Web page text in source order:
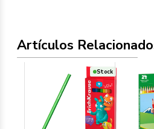
Artículos
Stock